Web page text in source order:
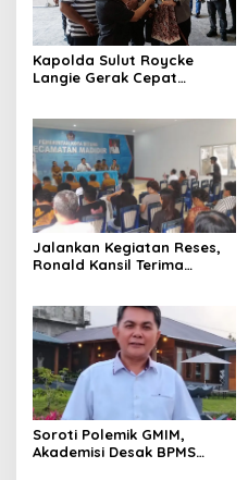
Kapolda Sulut Roycke
Langie Gerak Cepat
Bantuan untuk Percepatan
Pemulihan
Jalankan Kegiatan Reses,
Ronald Kansil Terima
Soroti Polemik GMIM,
Akademisi Desak BPMS